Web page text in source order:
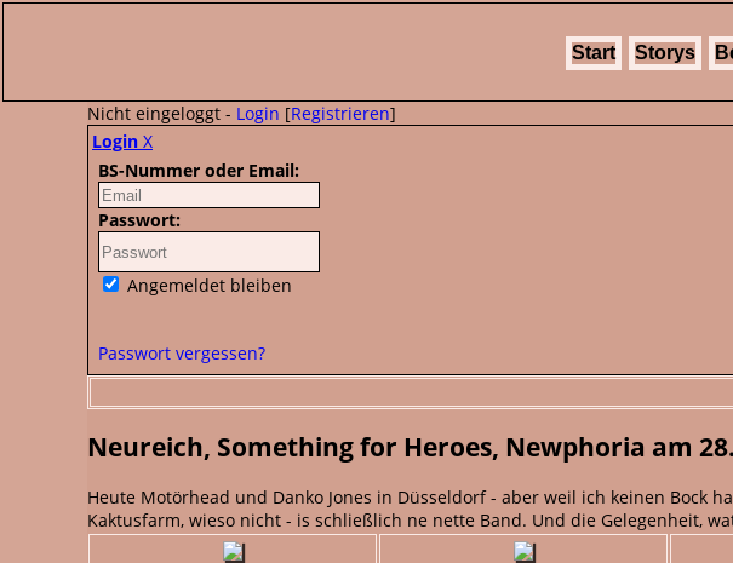
Start Storys
Nicht eingeloggt - Login [Registrieren]
Login X
BS-Nummer oder Email:
Passwort:
Angemeldet bleiben
Passwort vergessen?
Neureich, Something for Heroes, Newphoria am
Heute Motörhead und Danko Jones in Düsseldorf - aber weil ich keinen
Kaktusfarm, wieso nicht - is schließlich ne nette Band. Und die Gelegenheit,